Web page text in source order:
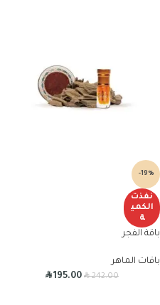
-19%
نفذت
الكمي
ة
باقة الفجر
باقات الماهر
R242.00
R195.00